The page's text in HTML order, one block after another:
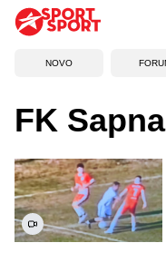
NOVO
FK Sapna